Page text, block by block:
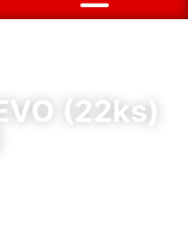
(22ks)